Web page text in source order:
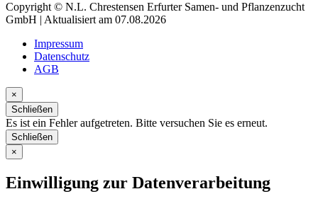
Copyright © N.L. Chrestensen Erfurter Samen- und Pflanzenzucht
GmbH | Aktualisiert am 07.08.2026
Impressum
Datenschutz
AGB
×
Schließen
Es ist ein Fehler aufgetreten. Bitte versuchen Sie es erneut.
Schließen
×
Einwilligung zur Datenverarbeitung